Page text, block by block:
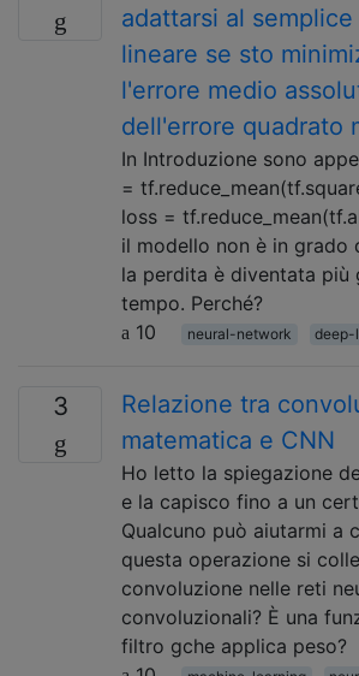
adattarsi al
lineare se sto
l'errore medio
dell'errore quadrato
In Introduzione sono
=
loss =
il modello non è in grado
la perdita è diventata più
tempo. Perché?
10
neural-network deep-
3
Relazione tra
matematica e CNN
Ho letto la spiegazione
e la capisco fino a un
Qualcuno può aiutarmi a
questa operazione si
convoluzione nelle reti
convoluzionali? È una
filtro gche applica peso?